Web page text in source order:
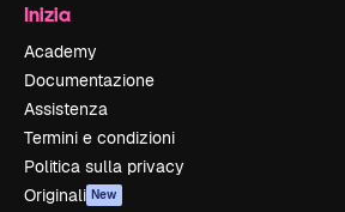
Inizia
Academy
Documentazione
Assistenza
Termini e condizioni
Politica sulla privacy
Originali New